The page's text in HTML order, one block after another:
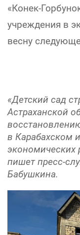
«Конек-
учреждения в
весну
«Детский сад
Астраханской
в Карабахском
экономических
пишет пресс-
Бабушкина.